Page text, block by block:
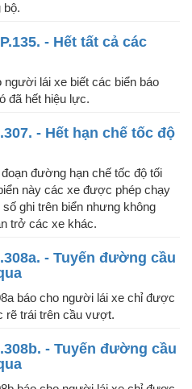
bộ.
- Hết tất cả các
người lái xe biết các biển báo
đã hết hiệu lực.
- Hết hạn chế tốc độ
đường hạn chế tốc độ tối
này các xe được phép chạy
ghi trên biển nhưng không
trở các xe khác.
- Tuyến đường cầu
báo cho người lái xe chỉ được
rẽ trái trên cầu vượt.
- Tuyến đường cầu